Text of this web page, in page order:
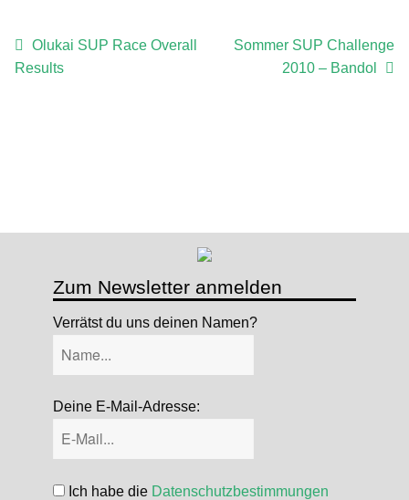
Zum Newsletter anmelden
Verrätst du uns deinen Namen?
Deine E-Mail-Adresse:
Ich habe die Datenschutzbestimmungen
Beitragsnavigation
Vorheriger
Beitrag:
Olukai SUP Race Overall
Results
Nächster
Sommer SUP Challenge
2010 – Bandol